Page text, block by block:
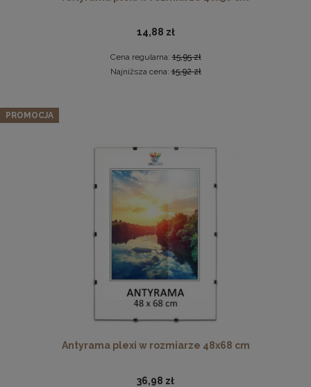
60,99 zł
DO KOSZYKA
Zestaw 3 szt. ramek na zdjęcia 50 x 100 cm białych, z
349,12 zł
Cena regularna:367,49 zł
Najniższa cena:
DO KOSZYKA
14,88 zł
Cena regularna:15,95 zł
Najniższa cena:15,92 zł
Antyrama plexi w rozmiarze 48x68 cm
36,98 zł
PROMOCJA